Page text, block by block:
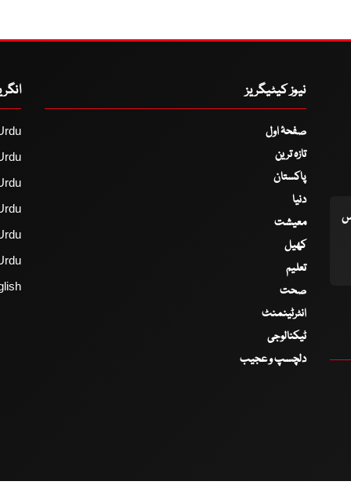
نیوز کیٹیگریز
صفحۂ اول
تازہ ترین
پاکستان
دنیا
معیشت
کھیل
تعلیم
صحت
انٹرٹینمنٹ
ٹیکنالوجی
دلچسپ و عجیب